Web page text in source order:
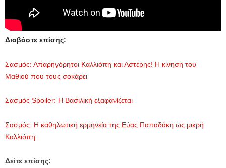
Διαβάστε επίσης:
Σασμός: Απαρηγόρητοι Καλλιόπη και Αστέρης! Η κίνηση του
Μαθιού που τους σοκάρει
Σασμός Spoiler: Η Βασιλική εξαφανίζεται
Σασμός: Η καθηλωτική ερμηνεία της Εύας Παπαδάκη ως μικρή
Καλλιόπη
Δείτε επίσης: